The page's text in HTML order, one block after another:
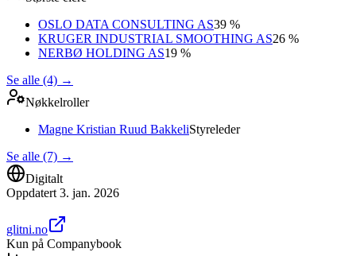
OSLO DATA CONSULTING AS39 %
KRUGER INDUSTRIAL SMOOTHING AS26 %
NERBØ HOLDING AS19 %
Se alle (4) →
Nøkkelroller
Magne Kristian Ruud BakkeliStyreleder
Se alle (7) →
Digitalt
Oppdatert 3. jan. 2026
glitni.no
Kun på Companybook